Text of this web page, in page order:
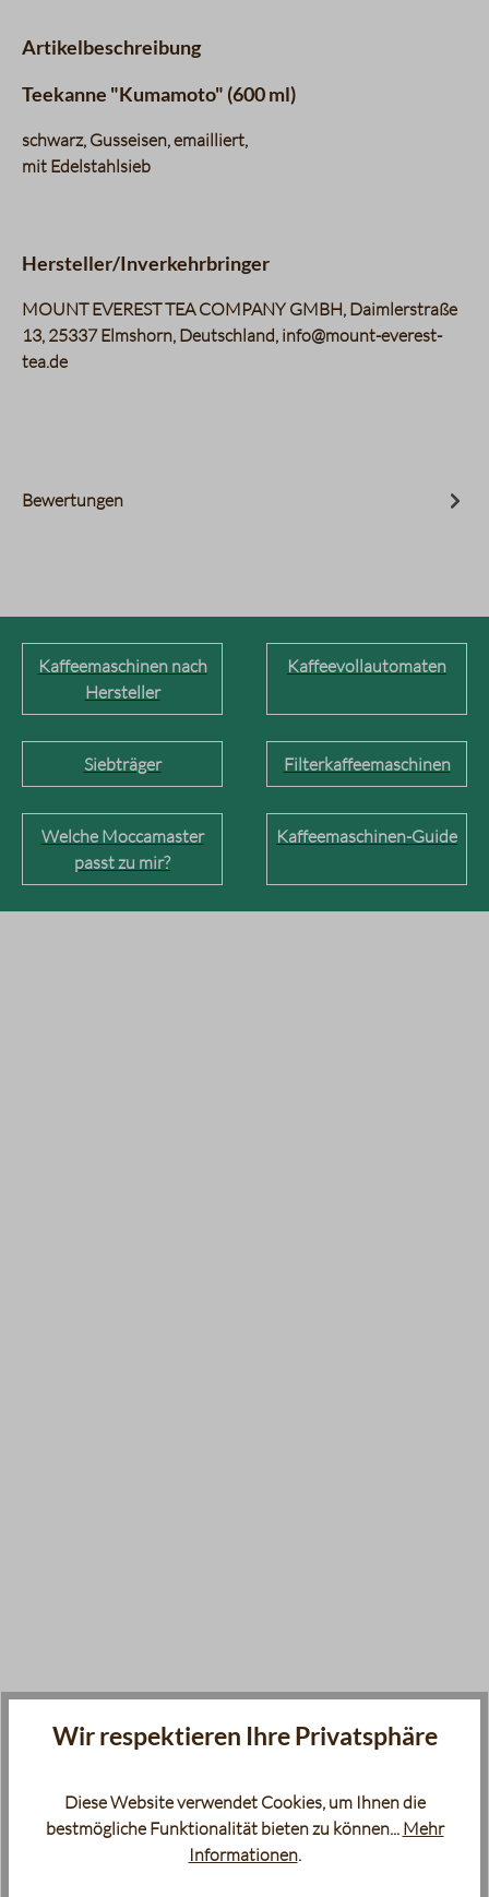
Artikelbeschreibung
Teekanne "Kumamoto" (600 ml)
schwarz, Gusseisen, emailliert,
mit Edelstahlsieb
Hersteller/Inverkehrbringer
MOUNT EVEREST TEA COMPANY GMBH, Daimlerstraße
13, 25337 Elmshorn, Deutschland, info@mount-everest-
tea.de
Bewertungen
Kaffeemaschinen nach
Hersteller
Kaffeevollautomaten
Siebträger Filterkaffeemaschinen
Welche Moccamaster
passt zu mir?
Kaffeemaschinen-Guide
Wir respektieren Ihre Privatsphäre
Diese Website verwendet Cookies, um Ihnen die
bestmögliche Funktionalität bieten zu können... Mehr
Informationen.